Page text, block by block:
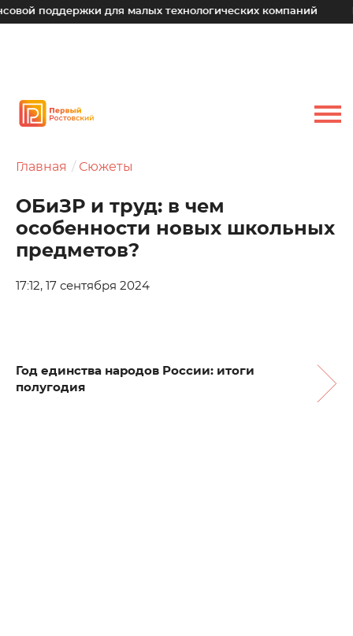
для малых технологических компаний Юрий
Главная Сюжеты
ОБиЗР и труд: в чем
особенности новых школьных
предметов?
17:12, 17 сентября 2024
Год единства народов России: итоги
полугодия